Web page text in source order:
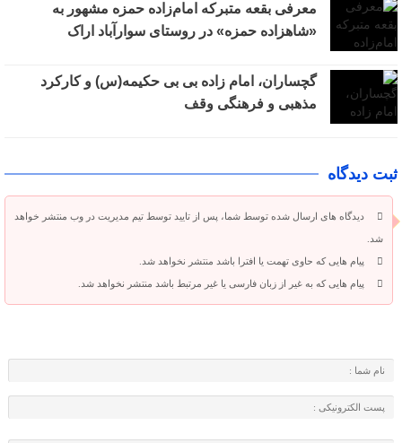
معرفی بقعه متبرکه امام‌زاده حمزه مشهور به
«شاهزاده حمزه» در روستای سوارآباد اراک
گچساران، امام زاده بی بی حکیمه(س) و کارکرد
مذهبی و فرهنگی وقف
ثبت دیدگاه
دیدگاه های ارسال شده توسط شما، پس از تایید توسط تیم مدیریت در وب منتشر خواهد
شد.
پیام هایی که حاوی تهمت یا افترا باشد منتشر نخواهد شد.
پیام هایی که به غیر از زبان فارسی یا غیر مرتبط باشد منتشر نخواهد شد.